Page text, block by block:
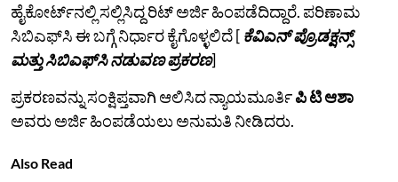
ಹೈಕೋರ್ಟ್‌ನಲ್ಲಿ ಸಲ್ಲಿಸಿದ್ದ ರಿಟ್ ಅರ್ಜಿ ಹಿಂಪಡೆದಿದ್ದಾರೆ. ಪರಿಣಾಮ
ಸಿಬಿಎಫ್‌ಸಿ ಈ ಬಗ್ಗೆ ನಿರ್ಧಾರ ಕೈಗೊಳ್ಳಲಿದೆ [ ಕೆವಿಎನ್‌ ಪ್ರೊಡಕ್ಷನ್ಸ್‌
ಮತ್ತು ಸಿಬಿಎಫ್‌ಸಿ ನಡುವಣ ಪ್ರಕರಣ]
ಪ್ರಕರಣವನ್ನು ಸಂಕ್ಷಿಪ್ತವಾಗಿ ಆಲಿಸಿದ ನ್ಯಾಯಮೂರ್ತಿಪಿ ಟಿ ಆಶಾ
ಅವರು ಅರ್ಜಿ ಹಿಂಪಡೆಯಲು ಅನುಮತಿ ನೀಡಿದರು.
Also Read